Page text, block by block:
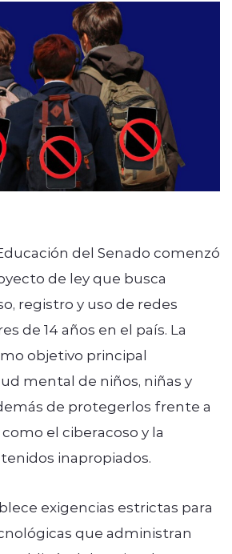
claro
del Senado comenzó
de ley que busca
registro y uso de redes
de 14 años en el país. La
objetivo principal
mental de niños, niñas y
de protegerlos frente a
el ciberacoso y la
inapropiados.
exigencias estrictas para
que administran